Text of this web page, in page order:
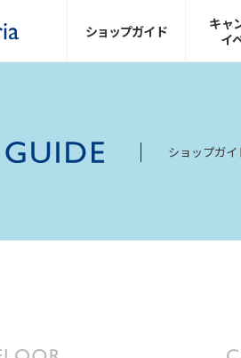
ショップガイド
キャ
イ
ショップガイ